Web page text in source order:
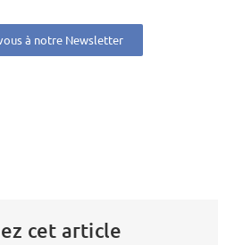
à notre Newsletter
cet article